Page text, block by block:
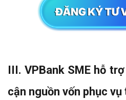
III. VPBank SME hỗ
cận nguồn vốn phục